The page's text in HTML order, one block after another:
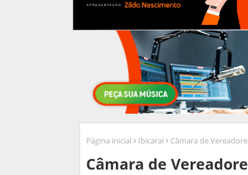
Página inicial Ibicaraí Câmara de
Câmara de